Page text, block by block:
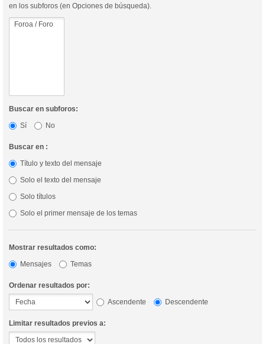
en los subforos (en Opciones de búsqueda).
Buscar en subforos:
Sí
No
Buscar en :
Título y texto del mensaje
Solo el texto del mensaje
Solo títulos
Solo el primer mensaje de los temas
Mostrar resultados como:
Mensajes
Temas
Ordenar resultados por:
Ascendente
Descendente
Limitar resultados previos a: